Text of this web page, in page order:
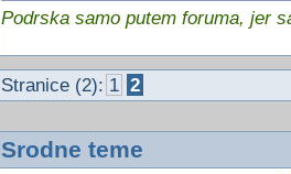
Podrska samo putem foruma, jer
Stranice (2): 1 2
Srodne teme